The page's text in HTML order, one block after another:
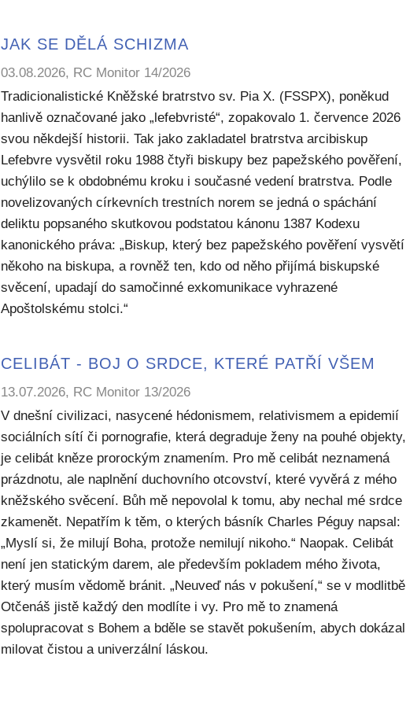
JAK SE DĚLÁ SCHIZMA
03.08.2026, RC Monitor 14/2026
Tradicionalistické Kněžské bratrstvo sv. Pia X. (FSSPX), poněkud
hanlivě označované jako „lefebvristé“, zopakovalo 1. července 2026
svou někdejší historii. Tak jako zakladatel bratrstva arcibiskup
Lefebvre vysvětil roku 1988 čtyři biskupy bez papežského pověření,
uchýlilo se k obdobnému kroku i současné vedení bratrstva. Podle
novelizovaných církevních trestních norem se jedná o spáchání
deliktu popsaného skutkovou podstatou kánonu 1387 Kodexu
kanonického práva: „Biskup, který bez papežského pověření vysvětí
někoho na biskupa, a rovněž ten, kdo od něho přijímá biskupské
svěcení, upadají do samočinné exkomunikace vyhrazené
Apoštolskému stolci.“
CELIBÁT - BOJ O SRDCE, KTERÉ PATŘÍ VŠEM
13.07.2026, RC Monitor 13/2026
V dnešní civilizaci, nasycené hédonismem, relativismem a epidemií
sociálních sítí či pornografie, která degraduje ženy na pouhé objekty,
je celibát kněze prorockým znamením. Pro mě celibát neznamená
prázdnotu, ale naplnění duchovního otcovství, které vyvěrá z mého
kněžského svěcení. Bůh mě nepovolal k tomu, aby nechal mé srdce
zkamenět. Nepatřím k těm, o kterých básník Charles Péguy napsal:
„Myslí si, že milují Boha, protože nemilují nikoho.“ Naopak. Celibát
není jen statickým darem, ale především pokladem mého života,
který musím vědomě bránit. „Neuveď nás v pokušení,“ se v modlitbě
Otčenáš jistě každý den modlíte i vy. Pro mě to znamená
spolupracovat s Bohem a bděle se stavět pokušením, abych dokázal
milovat čistou a univerzální láskou.